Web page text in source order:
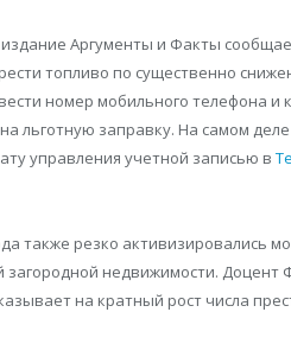
Аргументы и Факты
топливо по существенно
номер мобильного телефона
льготную заправку. На самом
управления учетной записью в
также резко активизировались
загородной недвижимости. Доцент
на кратный рост числа